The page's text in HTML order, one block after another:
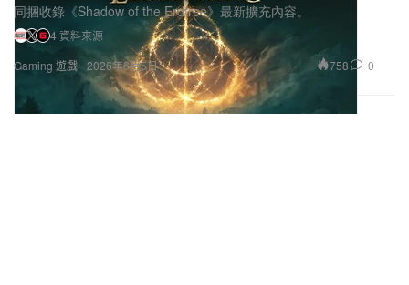
Gaming 遊戲
同捆收錄《Shadow of the Erdtree》最新擴充內容。
4 資料來源
2026年6月5日
758 0